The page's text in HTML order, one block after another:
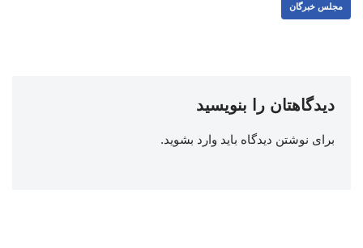
مجلس خبرگان
دیدگاهتان را بنویسید
برای نوشتن دیدگاه باید وارد بشوید.